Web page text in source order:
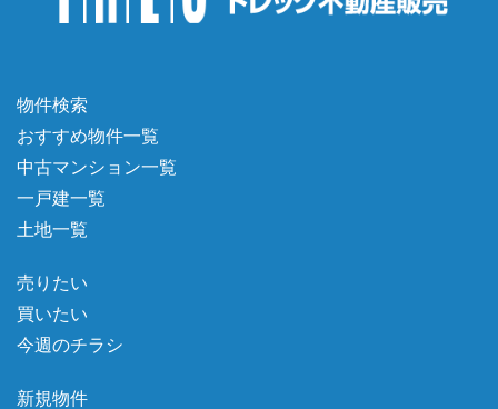
物件検索
おすすめ物件一覧
中古マンション一覧
一戸建一覧
土地一覧
売りたい
買いたい
今週のチラシ
新規物件